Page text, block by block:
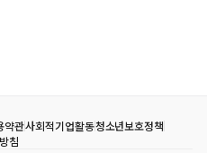
약관사회적기업활동청소년보호정책
침